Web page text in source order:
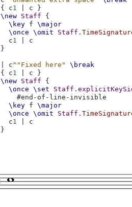
{ c1 c
}
\new Staff
{
\key f
\major
\once
\omit Staff .
c1
c
}
c^"Fixed here"
\break
{ c1 c
}
\new Staff
{
\once
\set Staff .
#end-of-line-invisible
\key f
\major
\once
\omit Staff .
c1
c
}